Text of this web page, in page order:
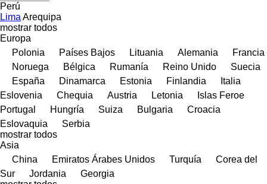
Perú
Lima Arequipa
mostrar todos
Europa
Polonia
Países Bajos Lituania Alemania
Francia
Noruega
Bélgica Rumanía Reino Unido
Suecia
España
Dinamarca Estonia Finlandia
Italia
Eslovenia
Chequia Austria Letonia
Islas Feroe
Portugal
Hungría Suiza Bulgaria
Croacia
Eslovaquia
Serbia
mostrar todos
Asia
China
Emiratos Árabes Unidos Turquía
Corea del
Sur
Jordania
Georgia